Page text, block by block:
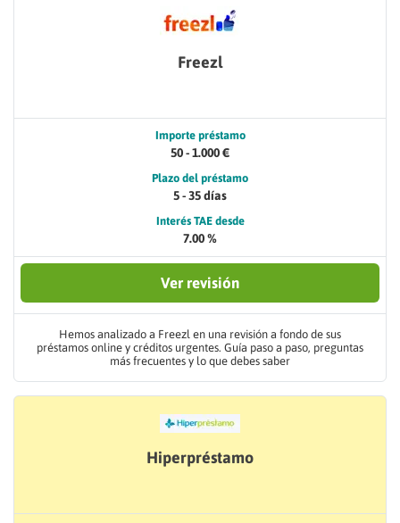
Freezl
Importe préstamo
50 - 1.000 €
Plazo del préstamo
5 - 35 días
Interés TAE desde
7.00 %
Ver revisión
Hemos analizado a Freezl en una revisión a fondo de sus
préstamos online y créditos urgentes. Guía paso a paso, preguntas
más frecuentes y lo que debes saber
Hiperpréstamo